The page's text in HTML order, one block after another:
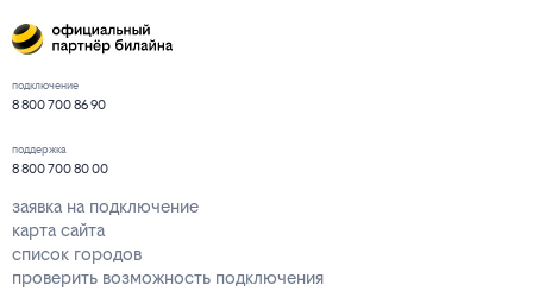
подключение
8 800 700 86 90
поддержка
8 800 700 80 00
заявка на подключение
карта сайта
список городов
проверить возможность подключения